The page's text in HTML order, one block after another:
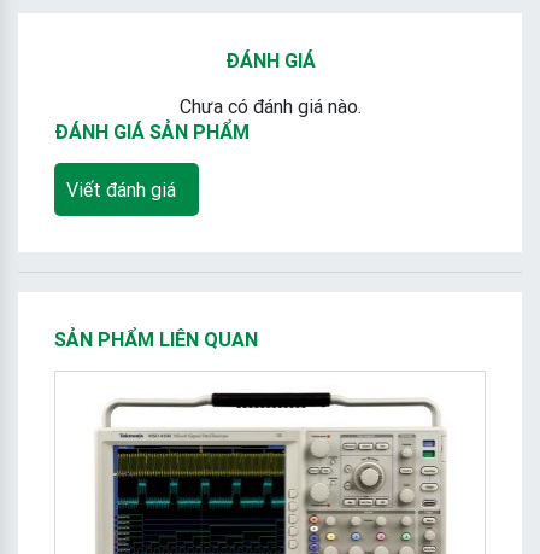
ĐÁNH GIÁ
Chưa có đánh giá nào.
ĐÁNH GIÁ SẢN PHẨM
Viết đánh giá
SẢN PHẨM LIÊN QUAN